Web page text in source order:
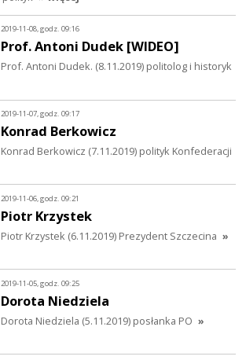
2019-11-08, godz. 09:16
Prof. Antoni Dudek [WIDEO]
Prof. Antoni Dudek. (8.11.2019) politolog i historyk
2019-11-07, godz. 09:17
Konrad Berkowicz
Konrad Berkowicz (7.11.2019) polityk Konfederacji
2019-11-06, godz. 09:21
Piotr Krzystek
Piotr Krzystek (6.11.2019) Prezydent Szczecina »
2019-11-05, godz. 09:25
Dorota Niedziela
Dorota Niedziela (5.11.2019) posłanka PO »